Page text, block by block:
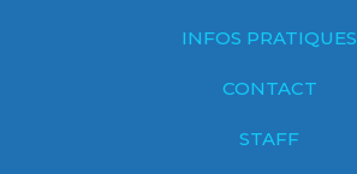
INFOS PRATIQUES
CONTACT
STAFF